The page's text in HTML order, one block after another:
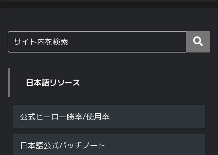
日本語リソース
公式ヒーロー勝率/使用率
日本語公式パッチノート